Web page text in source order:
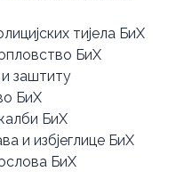
тијела БиХ
БиХ
и заштиту
БиХ
БиХ
и избјеглице БиХ
БиХ